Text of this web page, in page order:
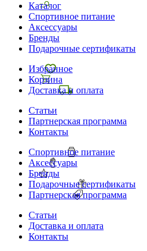
Каталог
Спортивное питание
Аксессуары
Бренды
Подарочные сертификаты
Избранное
Корзина
Доставка и оплата
Статьи
Партнерская программа
Контакты
Спортивное питание
Аксессуары
Бренды
Подарочные сертификаты
Партнерская программа
Статьи
Доставка и оплата
Контакты